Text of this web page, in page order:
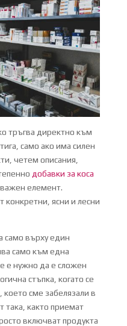
тръгва директно към
само ако има силен
четем описания,
добавки за коса
важен елемент.
конкретни, ясни и лесни
само върху един
само към една
е нужно да е сложен
стъпка, когато се
сме забелязали в
така, както приемат
включват продукта